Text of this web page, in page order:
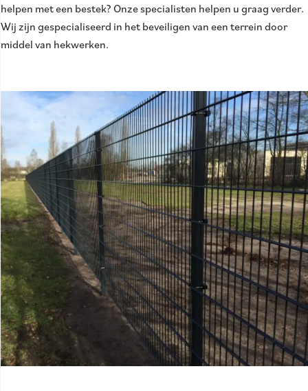
helpen met een bestek? Onze specialisten helpen u graag verder.
Wij zijn gespecialiseerd in het beveiligen van een terrein door
middel van hekwerken.